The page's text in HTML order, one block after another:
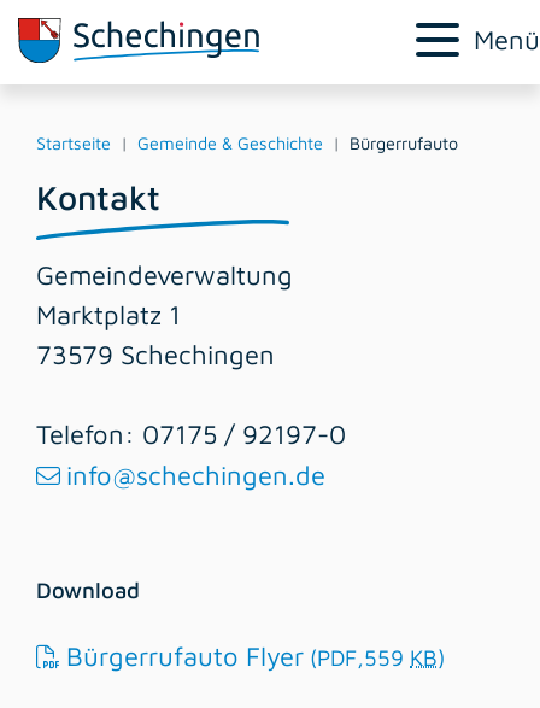
Menü
Startseite Gemeinde & Geschichte Bürgerrufauto
Kontakt
Gemeindeverwaltung
Marktplatz 1
73579 Schechingen
Telefon: 07175 / 92197-0
info@schechingen.de
Download
Bürgerrufauto Flyer (PDF,559 KB)